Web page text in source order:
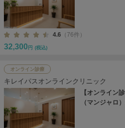
4.6 （76件）
32,300 円 (税込)
オンライン診療
キレイパスオンラインクリニック
【オンライン
（マンジャロ